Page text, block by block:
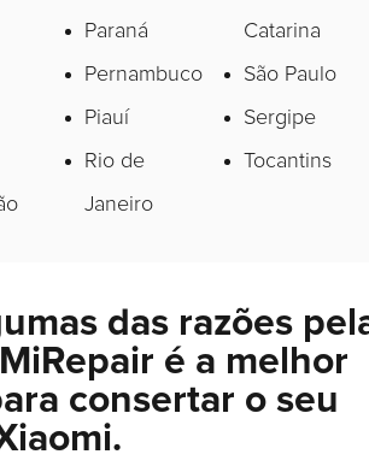
Paraná
Pernambuco
Piauí
Rio de
Janeiro
Catarina
São Paulo
Sergipe
Tocantins
das razões
é a melhor
consertar o seu